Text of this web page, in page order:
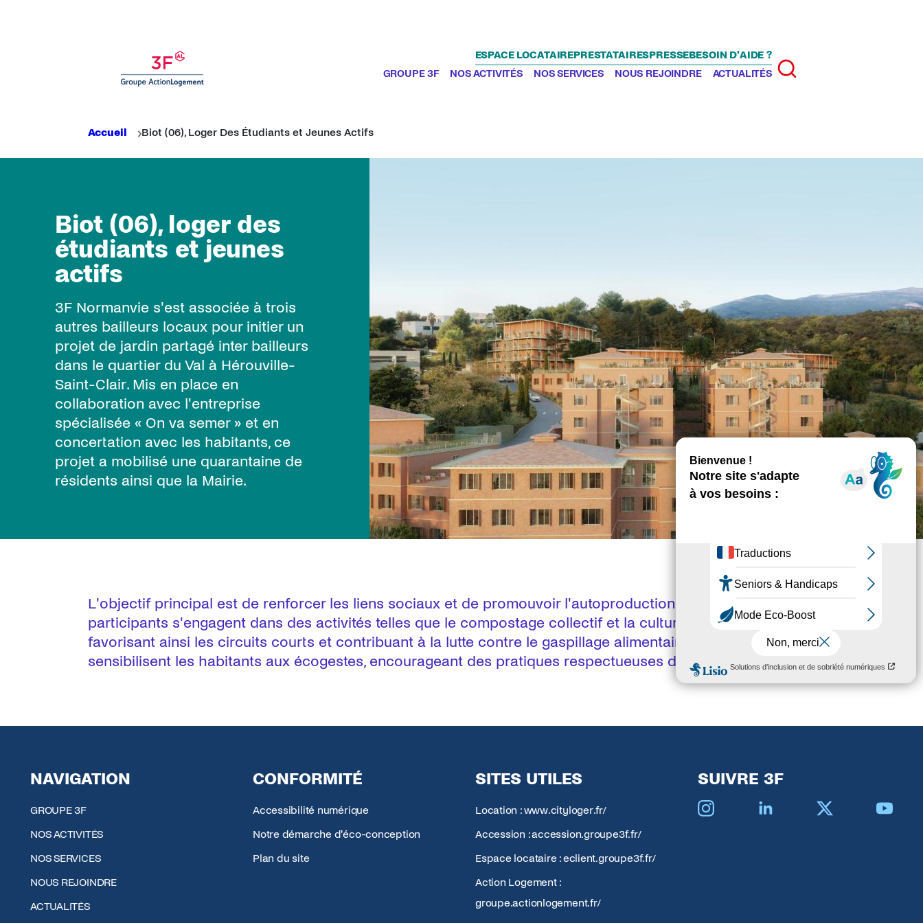
ESPACE LOCATAIREPRESTATAIRESPRESSEBESOIN D'AIDE ?
GROUPE 3F
NOS ACTIVITÉS NOS SERVICES NOUS REJOINDRE ACTUALITÉS Rechercher
Fil d'Ariane
Accueil Biot (06), Loger Des Étudiants et Jeunes Actifs
Biot (06), loger des
étudiants et jeunes
actifs
3F Normanvie s'est associée à trois
autres bailleurs locaux pour initier un
projet de jardin partagé inter bailleurs
dans le quartier du Val à Hérouville-
Saint-Clair. Mis en place en
collaboration avec l'entreprise
spécialisée « On va semer » et en
concertation avec les habitants, ce
projet a mobilisé une quarantaine de
résidents ainsi que la Mairie.
L'objectif principal est de renforcer les liens sociaux et de promouvoir l'autoproduction alimentaire locale. Les
participants s'engagent dans des activités telles que le compostage collectif et la culture de fruits et légumes,
favorisant ainsi les circuits courts et contribuant à la lutte contre le gaspillage alimentaire. De plus, ces actions
sensibilisent les habitants aux écogestes, encourageant des pratiques respectueuses de l'environnement.
NAVIGATION
GROUPE 3F
NOS ACTIVITÉS
NOS SERVICES
NOUS REJOINDRE
ACTUALITÉS
CONFORMITÉ
Accessibilité numérique
Notre démarche d'éco-conception
Plan du site
SITES UTILES
Location : www.cityloger.fr/
Accession : accession.groupe3f.fr/
Espace locataire : eclient.groupe3f.fr/
Action Logement :
groupe.actionlogement.fr/
SUIVRE 3F